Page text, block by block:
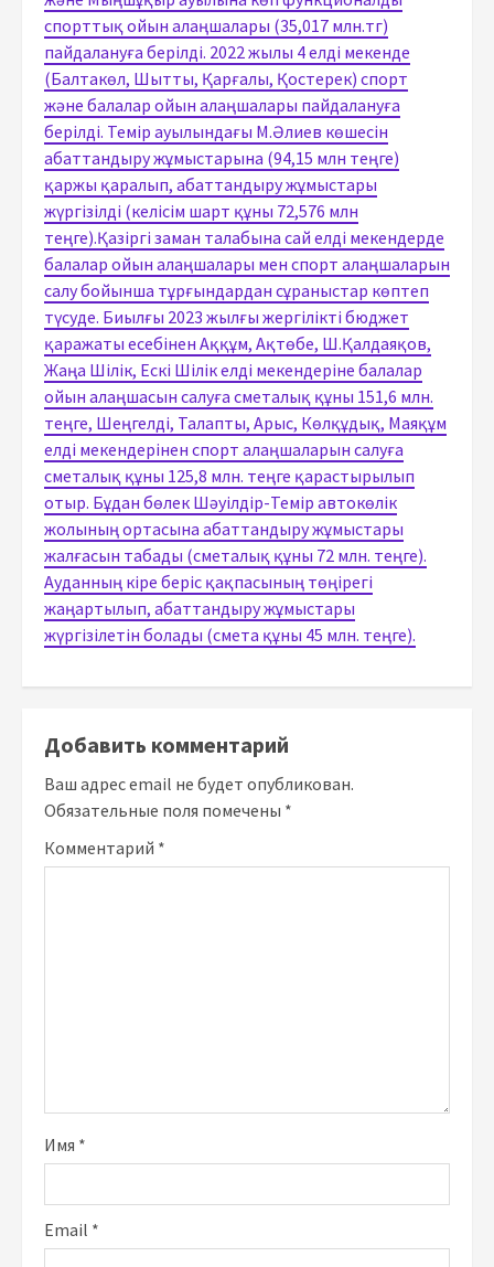
спорттық ойын алаңшалары (35,017 млн.тг)
пайдалануға берілді. 2022 жылы 4 елді мекенде
(Балтакөл, Шытты, Қарғалы, Қостерек) спорт
және балалар ойын алаңшалары пайдалануға
берілді. Темір ауылындағы М.Әлиев көшесін
абаттандыру жұмыстарына (94,15 млн теңге)
қаржы қаралып, абаттандыру жұмыстары
жүргізілді (келісім шарт құны 72,576 млн
теңге).Қазіргі заман талабына сай елді мекендерде
балалар ойын алаңшалары мен спорт алаңшаларын
салу бойынша тұрғындардан сұраныстар көптеп
түсуде. Биылғы 2023 жылғы жергілікті бюджет
қаражаты есебінен Аққұм, Ақтөбе, Ш.Қалдаяқов,
Жаңа Шілік, Ескі Шілік елді мекендеріне балалар
ойын алаңшасын салуға сметалық құны 151,6 млн.
теңге, Шеңгелді, Талапты, Арыс, Көлқұдық, Маяқұм
елді мекендерінен спорт алаңшаларын салуға
сметалық құны 125,8 млн. теңге қарастырылып
отыр. Бұдан бөлек Шәуілдір-Темір автокөлік
жолының ортасына абаттандыру жұмыстары
жалғасын табады (сметалық құны 72 млн. теңге).
Ауданның кіре беріс қақпасының төңірегі
жаңартылып, абаттандыру жұмыстары
жүргізілетін болады (смета құны 45 млн. теңге).
Добавить комментарий
Ваш адрес email не будет опубликован.
Обязательные поля помечены *
Комментарий *
Имя *
Email *